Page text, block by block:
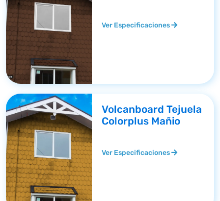
Ver Especificaciones
Volcanboard Tejuela
Colorplus Mañio
Ver Especificaciones